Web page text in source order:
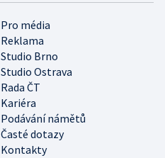
Pro média
Reklama
Studio Brno
Studio Ostrava
Rada ČT
Kariéra
Podávání námětů
Časté dotazy
Kontakty